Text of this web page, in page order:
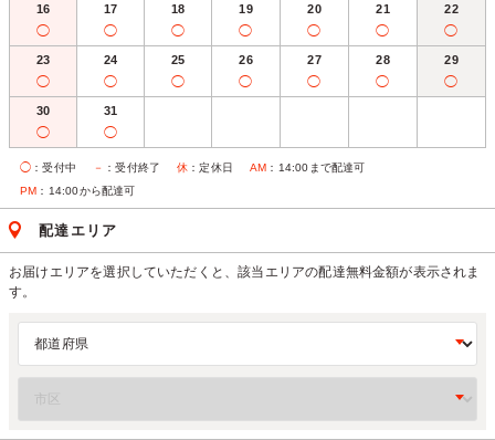
16
◯
17
◯
18
◯
19
◯
20
◯
21
◯
22
◯
23
◯
24
◯
25
◯
26
◯
27
◯
28
◯
29
◯
30
◯
31
◯
◯ ：受付中 － ：受付終了 休 ：定休日 AM ：14:00まで配達可
PM ：14:00から配達可
配達エリア
お届けエリアを選択していただくと、該当エリアの配達無料金額が表示されま
す。